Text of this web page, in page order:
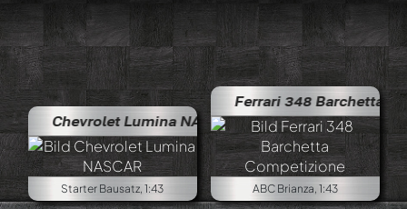
Chevrolet Lumina NASCAR
Starter Bausatz, 1:43
Ferrari 348 Barchetta
ABC Brianza, 1:43